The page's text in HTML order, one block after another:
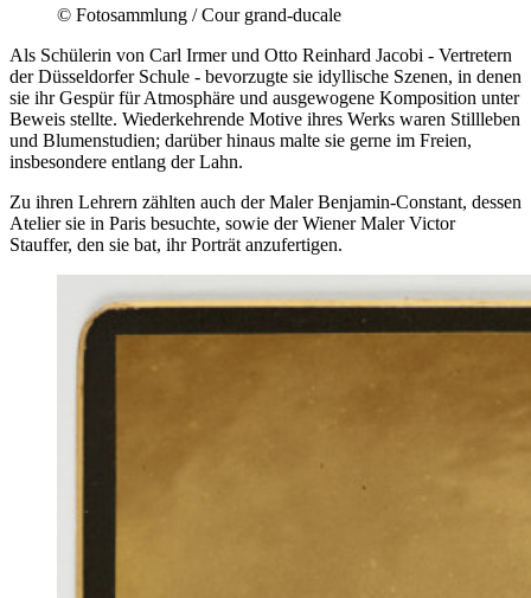
© Fotosammlung / Cour grand-ducale
Als Schülerin von Carl Irmer und Otto Reinhard Jacobi - Vertretern
der Düsseldorfer Schule - bevorzugte sie idyllische Szenen, in denen
sie ihr Gespür für Atmosphäre und ausgewogene Komposition unter
Beweis stellte. Wiederkehrende Motive ihres Werks waren Stillleben
und Blumenstudien; darüber hinaus malte sie gerne im Freien,
insbesondere entlang der Lahn.
Zu ihren Lehrern zählten auch der Maler Benjamin-Constant, dessen
Atelier sie in Paris besuchte, sowie der Wiener Maler Victor
Stauffer, den sie bat, ihr Porträt anzufertigen.